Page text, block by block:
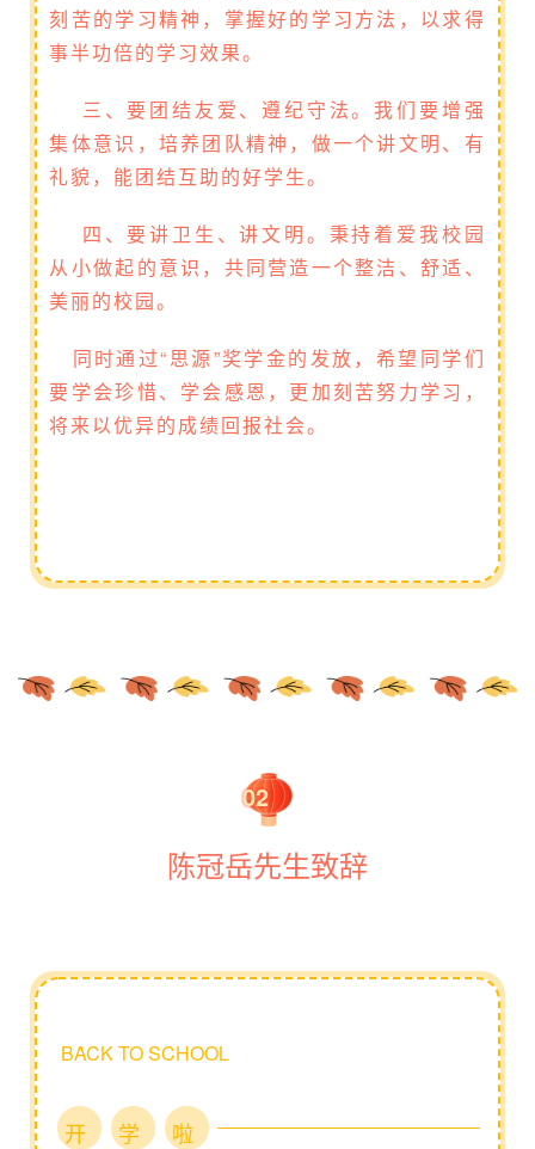
刻苦的学习精神，掌握好的学习方法，以求得
事半功倍的学习效果。
三、要团结友爱、遵纪守法。我们要增强
集体意识，培养团队精神，做一个讲文明、有
礼貌，能团结互助的好学生。
四、要讲卫生、讲文明。秉持着爱我校园
从小做起的意识，共同营造一个整洁、舒适、
美丽的校园。
同时通过“思源”奖学金的发放，希望同学们
要学会珍惜、学会感恩，更加刻苦努力学习，
将来以优异的成绩回报社会。
02
陈冠岳先生致辞
BACK TO SCHOOL
开 学 啦